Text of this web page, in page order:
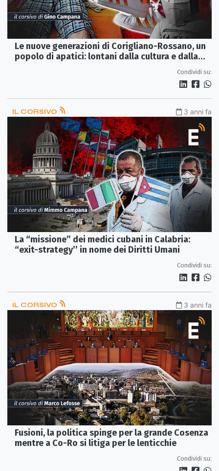
Le nuove generazioni di Corigliano-Rossano, un
popolo di apatici: lontani dalla cultura e dalla
Condividi su:
IL CORSIVO 3 anni fa
La “missione” dei medici cubani in Calabria:
“exit-strategy’’ in nome dei Diritti Umani
Condividi su:
IL CORSIVO 3 anni fa
Fusioni, la politica spinge per la grande Cosenza
mentre a Co-Ro si litiga per le lenticchie
Condividi su: